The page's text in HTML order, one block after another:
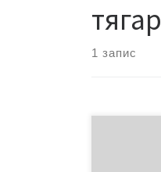
тягар
1 запис